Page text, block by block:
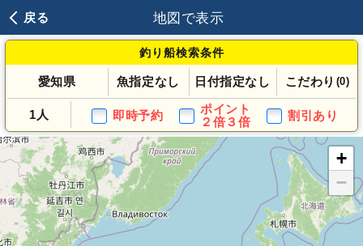
戻る 地図で表示
釣り船検索条件
愛知県 魚指定なし 日付指定なし こだわり (0)
1人 即時予約
ポイント
２倍３倍
割引あり
+
−